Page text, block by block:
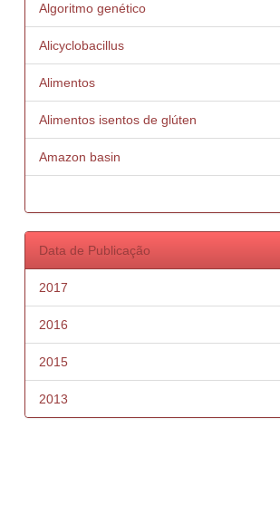
Algoritmo genético
Alicyclobacillus
Alimentos
Alimentos isentos de glúten
Amazon basin
Data de Publicação
2017
2016
2015
2013